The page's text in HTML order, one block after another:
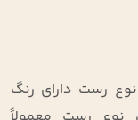
رست دارای رنگ